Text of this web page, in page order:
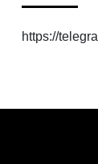
https://